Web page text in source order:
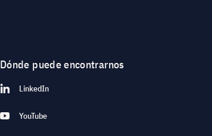
Dónde puede encontrarnos
LinkedIn
YouTube